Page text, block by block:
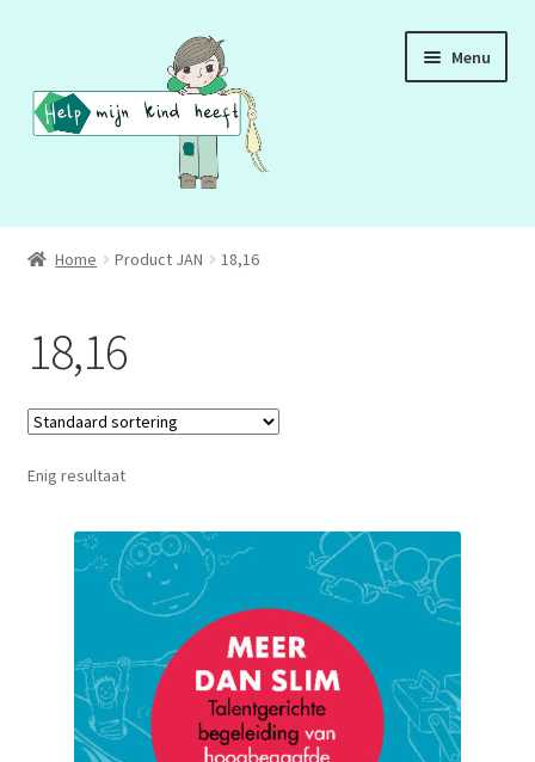
naar
navigatie
de
inhoud
Menu
ADD
ASS
DCD
HSP
SCHOLEN
Home Product JAN 18,16
18,16
Enig resultaat